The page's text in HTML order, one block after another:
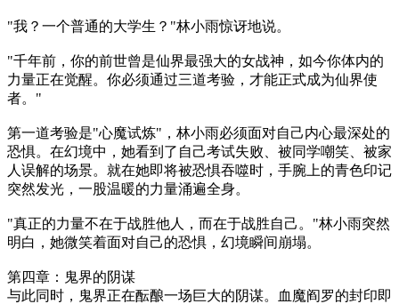
"我？一个普通的大学生？"林小雨惊讶地说。
"千年前，你的前世曾是仙界最强大的女战神，如今你体内的
力量正在觉醒。你必须通过三道考验，才能正式成为仙界使
者。"
第一道考验是"心魔试炼"，林小雨必须面对自己内心最深处的
恐惧。在幻境中，她看到了自己考试失败、被同学嘲笑、被家
人误解的场景。就在她即将被恐惧吞噬时，手腕上的青色印记
突然发光，一股温暖的力量涌遍全身。
"真正的力量不在于战胜他人，而在于战胜自己。"林小雨突然
明白，她微笑着面对自己的恐惧，幻境瞬间崩塌。
第四章：鬼界的阴谋
与此同时，鬼界正在酝酿一场巨大的阴谋。血魔阎罗的封印即